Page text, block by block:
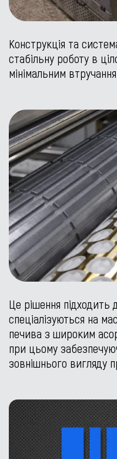
Конструкція та
стабільну роботу в
мінімальним
Це рішення
спеціалізуються на
печива з широким
при цьому
зовнішнього вигляду